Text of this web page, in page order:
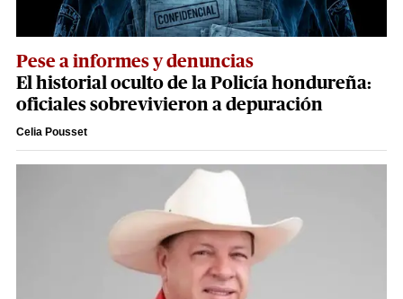
Pese a informes y denuncias
El historial oculto de la Policía hondureña:
oficiales sobrevivieron a depuración
Celia Pousset